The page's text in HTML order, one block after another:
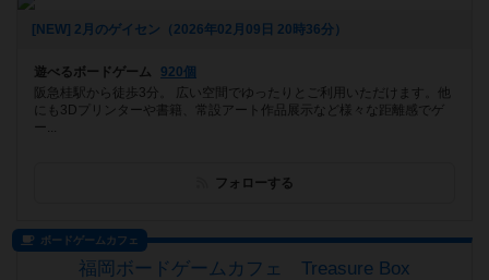
[NEW] 2月のゲイセン（2026年02月09日 20時36分）
遊べるボードゲーム
920個
阪急桂駅から徒歩3分。 広い空間でゆったりとご利用いただけます。他
にも3Dプリンターや書籍、常設アート作品展示など様々な距離感でゲ
ー...
フォローする
ボードゲームカフェ
福岡ボードゲームカフェ Treasure Box